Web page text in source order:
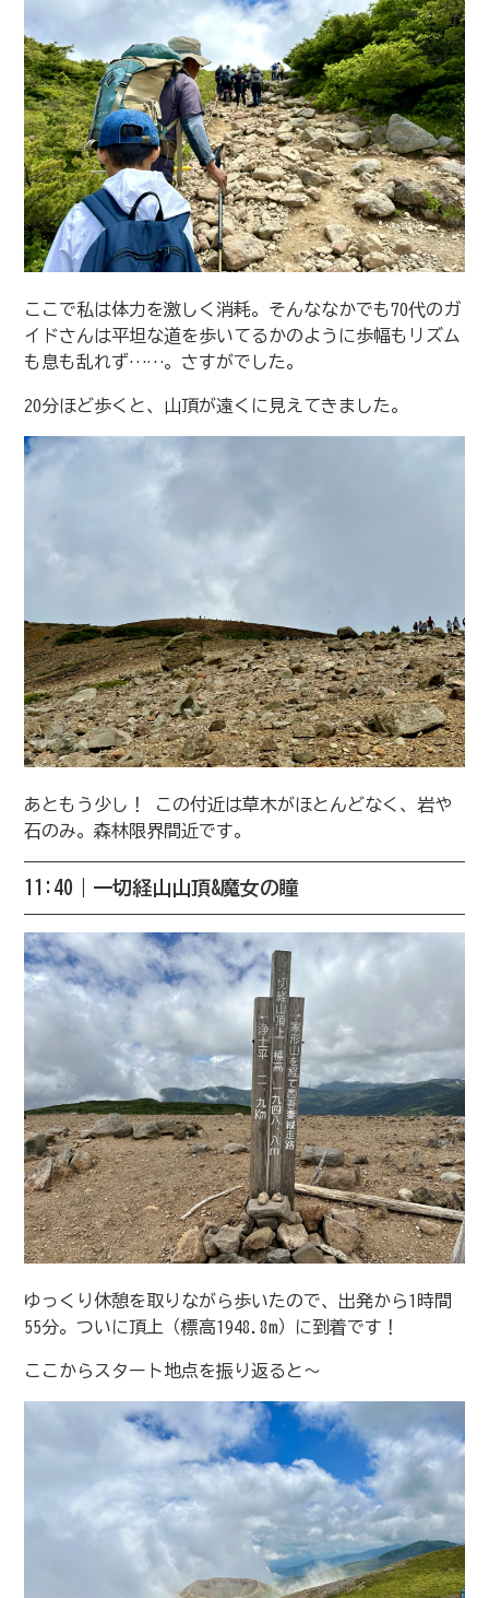
ここで私は体力を激しく消耗。そんななかでも70代のガ
イドさんは平坦な道を歩いてるかのように歩幅もリズム
も息も乱れず……。さすがでした。
20分ほど歩くと、山頂が遠くに見えてきました。
あともう少し！ この付近は草木がほとんどなく、岩や
石のみ。森林限界間近です。
11:40｜一切経山山頂&魔女の瞳
ゆっくり休憩を取りながら歩いたので、出発から1時間
55分。ついに頂上（標高1948.8m）に到着です！
ここからスタート地点を振り返ると〜